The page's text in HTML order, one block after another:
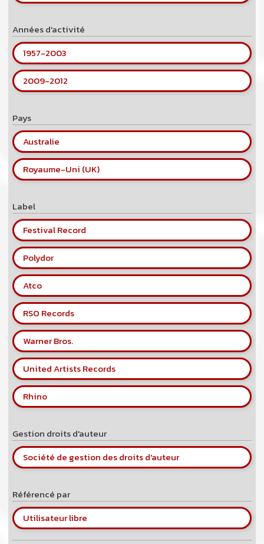
Années d'activité
1957-2003
2009-2012
Pays
Australie
Royaume-Uni (UK)
Label
Festival Record
Polydor
Atco
RSO Records
Warner Bros.
United Artists Records
Rhino
Gestion droits d'auteur
Société de gestion des droits d'auteur
Référencé par
Utilisateur libre